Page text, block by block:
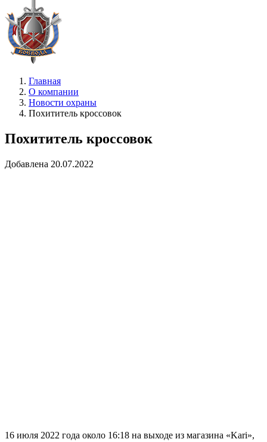
Главная
О компании
Новости охраны
Похититель кроссовок
Похититель кроссовок
Добавлена 20.07.2022
16 июля 2022 года около 16:18 на выходе из магазина «Kari»,